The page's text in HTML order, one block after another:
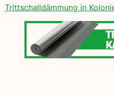
Trittschalldämmung in